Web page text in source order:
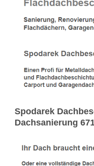
Spodarek
Dachsanierung